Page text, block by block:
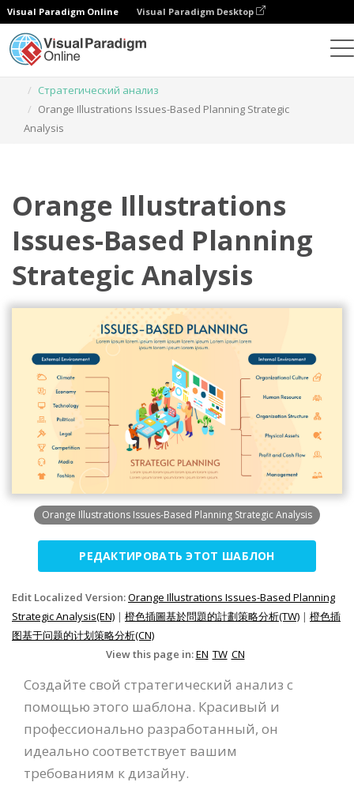
Visual Paradigm Online Visual Paradigm Desktop
Стратегический анализ
Orange Illustrations Issues-Based Planning Strategic
Analysis
Orange Illustrations
Issues-Based Planning
Strategic Analysis
Orange Illustrations Issues-Based Planning Strategic Analysis
РЕДАКТИРОВАТЬ ЭТОТ ШАБЛОН
Edit Localized Version:Orange Illustrations Issues-Based Planning
Strategic Analysis(EN) | 橙色插圖基於問題的計劃策略分析(TW) | 橙色插
图基于问题的计划策略分析(CN)
View this page in:EN TW CN
Создайте свой стратегический анализ с
помощью этого шаблона. Красивый и
профессионально разработанный, он
идеально соответствует вашим
требованиям к дизайну.